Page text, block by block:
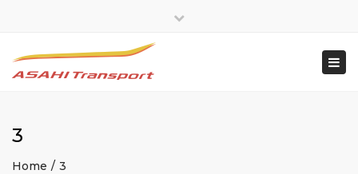
3
Home 3